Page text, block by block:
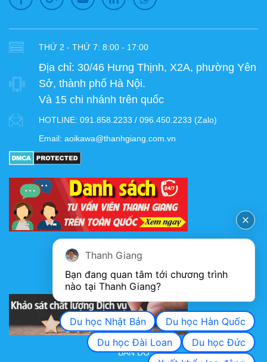
THỨ 2 - THỨ 7: 8:00 - 17:00
Địa chỉ: 30/46 Hưng Thịnh, X2A, phường Yên
Sở, thành phố Hà Nội.
Và 15 chi nhánh trên quốc
HOTLINE: 091.858.2233 / 096.450.2233 (Zalo)
Email: aoikawa@thanhgiang.com.vn
KHẢO SÁT CHẤT LƯỢNG DỊCH VỤ
BẢN ĐỒ
Thanh Giang
Bạn đang quan tâm tới chương trình
nào tại Thanh Giang?
Du học Nhật Bản
Du học Hàn Quốc
Du học Đài Loan
Du học Đức